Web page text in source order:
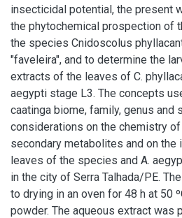
insecticidal potential, the present
the phytochemical prospection of
the species Cnidoscolus
"faveleira", and to determine the
extracts of the leaves of C.
aegypti stage L3. The concepts
caatinga biome, family, genus and
considerations on the chemistry
secondary metabolites and on the
leaves of the species and A.
in the city of Serra Talhada/PE.
to drying in an oven for 48 h at 50
powder. The aqueous extract was